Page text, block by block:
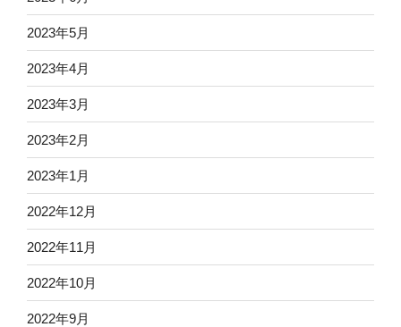
2023年5月
2023年4月
2023年3月
2023年2月
2023年1月
2022年12月
2022年11月
2022年10月
2022年9月